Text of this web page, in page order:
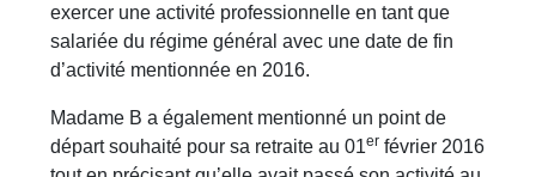
exercer une activité professionnelle en tant que
salariée du régime général avec une date de fin
d’activité mentionnée en 2016.
Madame B a également mentionné un point de
départ souhaité pour sa retraite au 01er février 2016